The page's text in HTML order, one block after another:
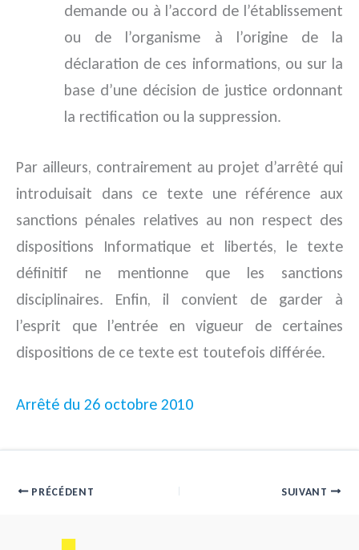
demande ou à l’accord de l’établissement
ou de l’organisme à l’origine de la
déclaration de ces informations, ou sur la
base d’une décision de justice ordonnant
la rectification ou la suppression.
Par ailleurs, contrairement au projet d’arrêté qui
introduisait dans ce texte une référence aux
sanctions pénales relatives au non respect des
dispositions Informatique et libertés, le texte
définitif ne mentionne que les sanctions
disciplinaires. Enfin, il convient de garder à
l’esprit que l’entrée en vigueur de certaines
dispositions de ce texte est toutefois différée.
Arrêté du 26 octobre 2010
PRÉCÉDENT SUIVANT